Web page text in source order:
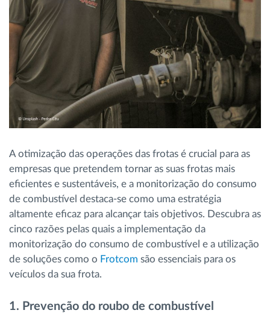
Como resolvemos cada necessidade da
atividade da frota
Calculadora de Benefícios
A otimização das operações das frotas é crucial para as
empresas que pretendem tornar as suas frotas mais
eficientes e sustentáveis, e a monitorização do consumo
de combustível destaca-se como uma estratégia
altamente eficaz para alcançar tais objetivos. Descubra as
cinco razões pelas quais a implementação da
monitorização do consumo de combustível e a utilização
de soluções como o Frotcom são essenciais para os
veículos da sua frota.
1. Prevenção do roubo de combustível